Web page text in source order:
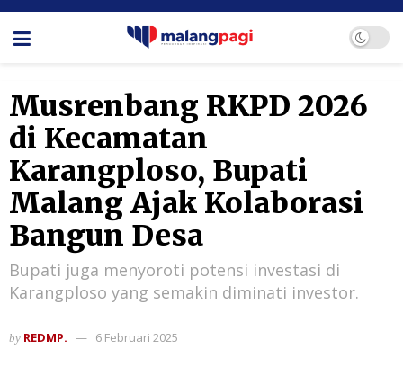
Musrenbang RKPD 2026
di Kecamatan
Karangploso, Bupati
Malang Ajak Kolaborasi
Bangun Desa
Bupati juga menyoroti potensi investasi di
Karangploso yang semakin diminati investor.
by REDMP. 6 Februari 2025